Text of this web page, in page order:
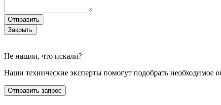
Отправить
Закрыть
Не нашли, что искали?
Наши технические эксперты помогут подобрать необходимое
Отправить запрос